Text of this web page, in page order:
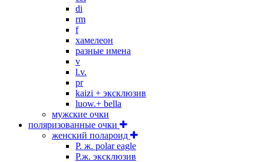
di
rm
f
хамелеон
разные имена
v
l.v.
pr
kaizi + эксклюзив
luow.+ bella
мужские очки
поляризованные очки
женский полароид
P. ж. polar eagle
P.ж. эксклюзив